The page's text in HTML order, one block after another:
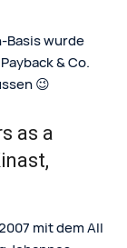
Basis wurde
& Co.
😉
as a
mit dem All